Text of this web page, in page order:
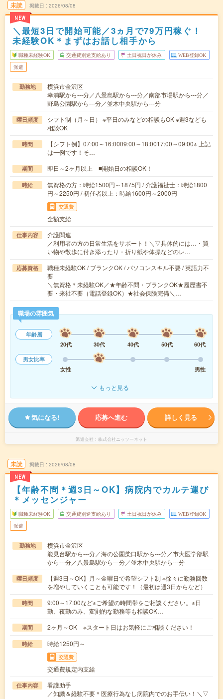
未読
NEW
掲載日 2026/08/08
＼最短3日で開始可能／3ヵ月で79万円稼ぐ！
未経験OK＊まずはお話し相手から
職種未経験OK 交通費別途支給あり 土日祝日が休み WEB登録OK
派遣
勤務地
横浜市金沢区
幸浦駅から---分／八景島駅から---分／南部市場駅から---分／
野島公園駅から---分／並木中央駅から---分
曜日頻度
シフト制（月～日） ※平日のみなどの相談もOK ※週3なども
相談OK
時間
【シフト例】07:00～16:0009:00～18:0017:00～09:00※ 上記
は一例です！そ…
期間 即日～2ヶ月以上 ■開始日の相談OK！
時給
無資格の方：時給1500円～1875円 / 介護福祉士：時給1800
円～2250円 / 初任者以上：時給1600円～2000円
交通費
全額支給
仕事内容
介護関連
／利用者の方の日常生活をサポート！＼▽具体的には…・買
い物や散歩に付き添ったり・折り紙や体操などのレ…
応募資格
職種未経験OK / ブランクOK / パソコンスキル不要 / 英語力不
要
＼無資格＊未経験OK／★年齢不問・ブランクOK★履歴書不
要・来社不要（電話登録OK）★社会保険完備＼…
職場の雰囲気
年齢層
20代
30代 40代 50代
60代
男女比率
女性
男性
もっと見る
気になる! 応募へ進む 詳しく見る
派遣会社 株式会社ニッソーネット
未読
NEW
掲載日 2026/08/08
【年齢不問＊週3日～OK】病院内でカルテ運び
＊メッセンジャー
職種未経験OK 交通費別途支給あり 土日祝日が休み WEB登録OK
派遣
勤務地
横浜市金沢区
能見台駅から---分／海の公園柴口駅から---分／市大医学部駅
から---分／八景島駅から---分／並木中央駅から---分
曜日頻度
【週3日～OK】月～金曜日で希望シフト制 ※徐々に勤務回数
を増やしていくことも可能です！（最初は週3日からなど）
時間
9:00～17:00など※ご希望の時間帯をご相談ください。※日
勤、夜勤のみ、変則的な勤務等も相談OK…
期間 2ヶ月～OK ※スタート日はお気軽にご相談ください！
時給 時給1250円～
交通費
交通費規定内支給
仕事内容
看護助手
／知識＆経験不要＊医療行為なし病院内でのお手伝い！＼▽